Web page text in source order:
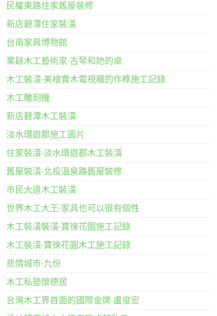
民權東路住家舊屋裝修
新店碧潭住家裝潢
台南家具博物館
業餘木工藝術家-古琴和她的桌
木工裝潢-美檜實木電視櫃的作榫施工記錄
木工雕刻機
新店碧潭木工裝潢
淡水環遊郡施工圖片
住家裝潢-淡水環遊郡木工裝潢
舊屋裝潢-北投溫泉路舊屋裝修
市民大道木工裝潢
世界木工大王-家具也可以很有個性
木工裝潢裝潢-寶徠花園施工記錄
木工裝潢-寶徠花園木工施工記錄
悲情城市-九份
木工私塾懷德居
台灣木工界首面的國際金牌-盧俊宏